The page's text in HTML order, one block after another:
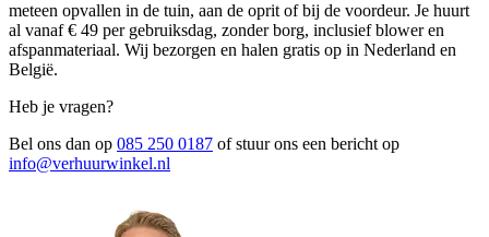
meteen opvallen in de tuin, aan de oprit of bij de voordeur. Je huurt
al vanaf € 49 per gebruiksdag, zonder borg, inclusief blower en
afspanmateriaal. Wij bezorgen en halen gratis op in Nederland en
België.
Heb je vragen?
Bel ons dan op 085 250 0187 of stuur ons een bericht op
info@verhuurwinkel.nl